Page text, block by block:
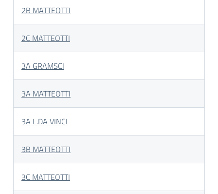
2B MATTEOTTI
2C MATTEOTTI
3A GRAMSCI
3A MATTEOTTI
3A L.DA VINCI
3B MATTEOTTI
3C MATTEOTTI